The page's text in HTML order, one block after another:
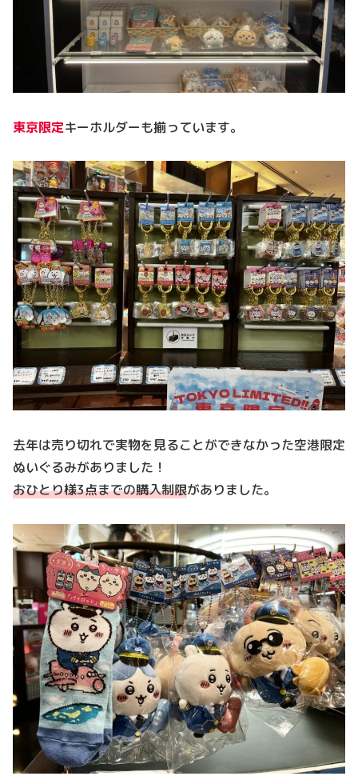
東京限定キーホルダーも揃っています。
去年は売り切れで実物を見ることができなかった空港限定
ぬいぐるみがありました！
おひとり様3点までの購入制限がありました。